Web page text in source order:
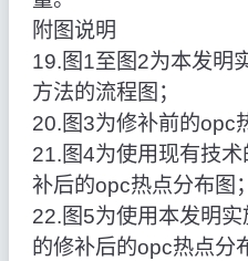
附图说明
19.图1至图2为本发明
方法的流程图；
20.图3为修补前的opc
21.图4为使用现有技
补后的opc热点分布图；
22.图5为使用本发明
的修补后的opc热点分